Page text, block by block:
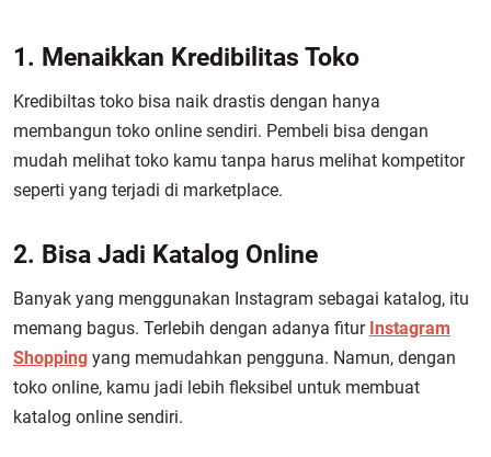
1. Menaikkan Kredibilitas Toko
Kredibiltas toko bisa naik drastis dengan hanya
membangun toko online sendiri. Pembeli bisa dengan
mudah melihat toko kamu tanpa harus melihat kompetitor
seperti yang terjadi di marketplace.
2. Bisa Jadi Katalog Online
Banyak yang menggunakan Instagram sebagai katalog, itu
memang bagus. Terlebih dengan adanya fitur Instagram
Shopping yang memudahkan pengguna. Namun, dengan
toko online, kamu jadi lebih fleksibel untuk membuat
katalog online sendiri.